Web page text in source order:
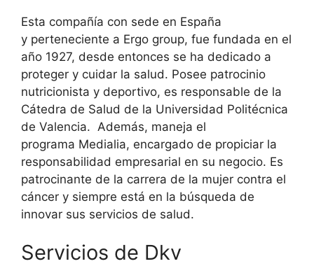
Esta compañía con sede en España
y perteneciente a Ergo group, fue fundada en el
año 1927, desde entonces se ha dedicado a
proteger y cuidar la salud. Posee patrocinio
nutricionista y deportivo, es responsable de la
Cátedra de Salud de la Universidad Politécnica
de Valencia. Además, maneja el
programa Medialia, encargado de propiciar la
responsabilidad empresarial en su negocio. Es
patrocinante de la carrera de la mujer contra el
cáncer y siempre está en la búsqueda de
innovar sus servicios de salud.
Servicios de Dkv